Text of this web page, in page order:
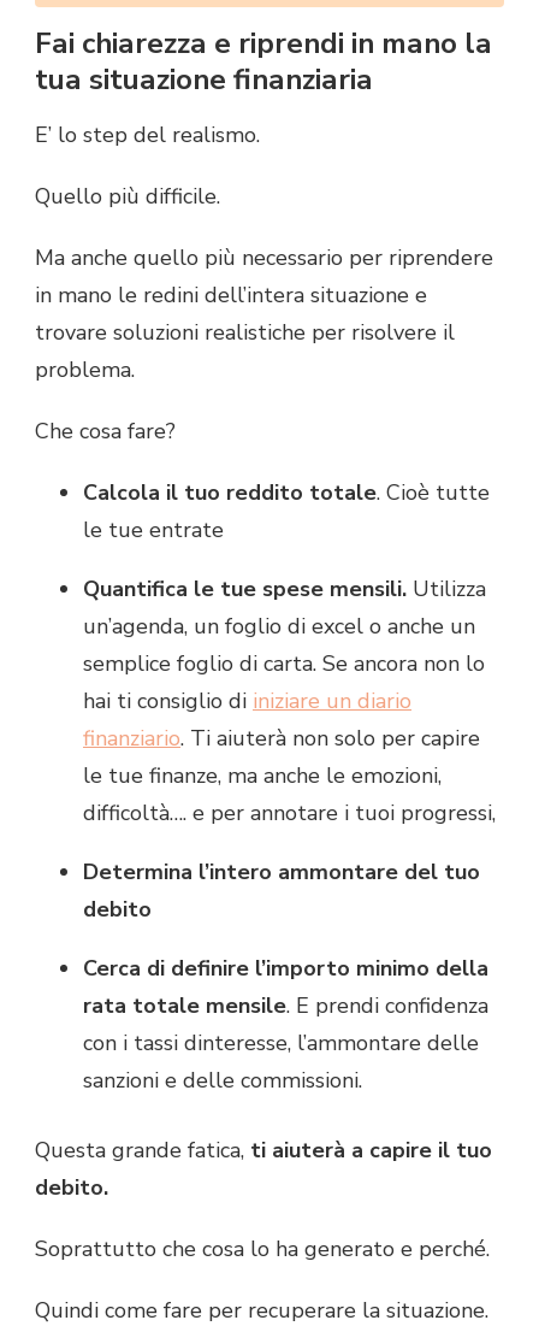
Fai chiarezza e riprendi in mano la
tua situazione finanziaria
E’ lo step del realismo.
Quello più difficile.
Ma anche quello più necessario per riprendere
in mano le redini dell’intera situazione e
trovare soluzioni realistiche per risolvere il
problema.
Che cosa fare?
Calcola il tuo reddito totale. Cioè tutte
le tue entrate
Quantifica le tue spese mensili. Utilizza
un’agenda, un foglio di excel o anche un
semplice foglio di carta. Se ancora non lo
hai ti consiglio di iniziare un diario
finanziario. Ti aiuterà non solo per capire
le tue finanze, ma anche le emozioni,
difficoltà…. e per annotare i tuoi progressi,
Determina l’intero ammontare del tuo
debito
Cerca di definire l’importo minimo della
rata totale mensile. E prendi confidenza
con i tassi dinteresse, l’ammontare delle
sanzioni e delle commissioni.
Questa grande fatica, ti aiuterà a capire il tuo
debito.
Soprattutto che cosa lo ha generato e perché.
Quindi come fare per recuperare la situazione.